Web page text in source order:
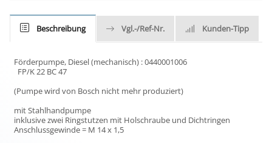
Beschreibung Vgl.-/Ref-Nr. Kunden-Tipp
Förderpumpe, Diesel (mechanisch) : 0440001006
FP/K 22 BC 47
(Pumpe wird von Bosch nicht mehr produziert)
mit Stahlhandpumpe
inklusive zwei Ringstutzen mit Holschraube und Dichtringen
Anschlussgewinde = M 14 x 1,5